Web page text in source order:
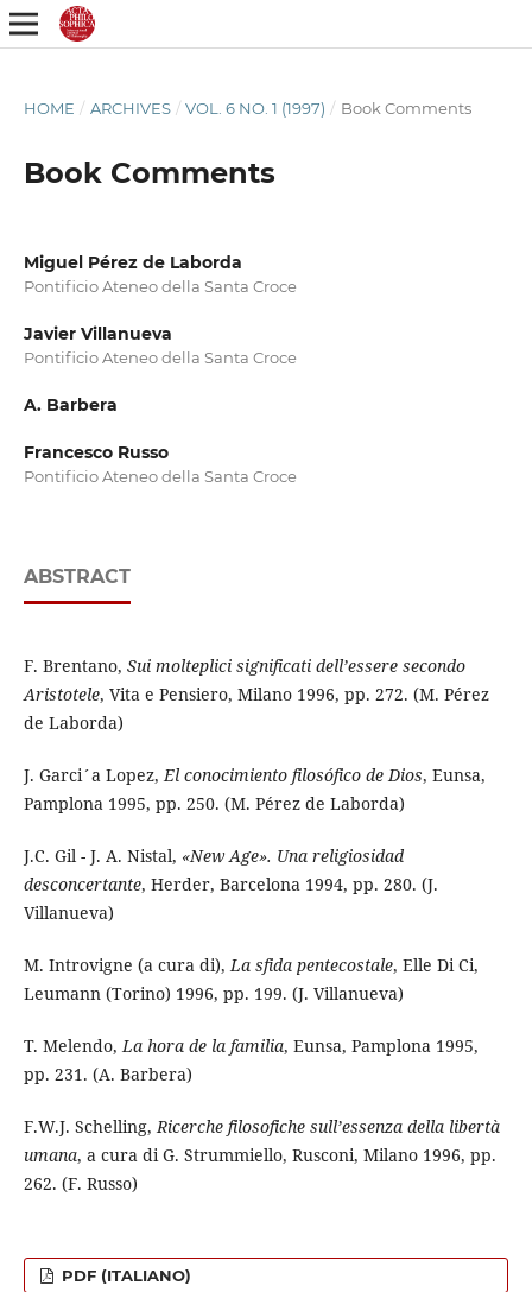
HOME / ARCHIVES / VOL. 6 NO. 1 (1997) / Book Comments
Book Comments
Miguel Pérez de Laborda
Pontificio Ateneo della Santa Croce
Javier Villanueva
Pontificio Ateneo della Santa Croce
A. Barbera
Francesco Russo
Pontificio Ateneo della Santa Croce
ABSTRACT
F. Brentano, Sui molteplici significati dell’essere secondo
Aristotele, Vita e Pensiero, Milano 1996, pp. 272. (M. Pérez
de Laborda)
J. Garci´a Lopez,El conocimiento filosófico de Dios, Eunsa,
Pamplona 1995, pp. 250. (M. Pérez de Laborda)
J.C. Gil - J. A. Nistal, «New Age». Una religiosidad
desconcertante, Herder, Barcelona 1994, pp. 280. (J.
Villanueva)
M. Introvigne (a cura di),La sfida pentecostale, Elle Di Ci,
Leumann (Torino) 1996, pp. 199. (J. Villanueva)
T. Melendo,La hora de la familia, Eunsa, Pamplona 1995,
pp. 231. (A. Barbera)
F.W.J. Schelling,Ricerche filosofiche sull’essenza della libertà
umana, a cura di G. Strummiello, Rusconi, Milano 1996, pp.
262. (F. Russo)
PDF (ITALIANO)